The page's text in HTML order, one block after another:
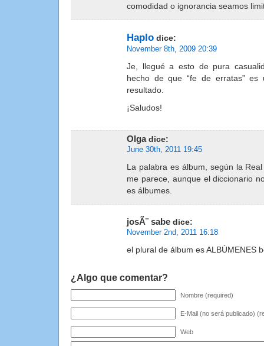
comodidad o ignorancia seamos
Haplo dice:
November 8th, 2009 20:39
Je, llegué a esto de pura
hecho de que “fe de erratas”
resultado.
¡Saludos!
Olgadice:
June 30th, 2011 19:45
La palabra es álbum, según la
me parece, aunque el diccionario
es álbumes.
josÃ¨ sabe dice:
November 2nd, 2011 16:18
el plural de álbum es ALBÙMENES
¿Algo que comentar?
Nombre (required)
E-Mail (no será publicado)
Web